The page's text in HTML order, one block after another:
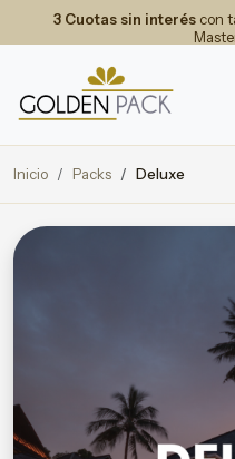
3 Cuotas sin interéscon
Inicio Packs Deluxe